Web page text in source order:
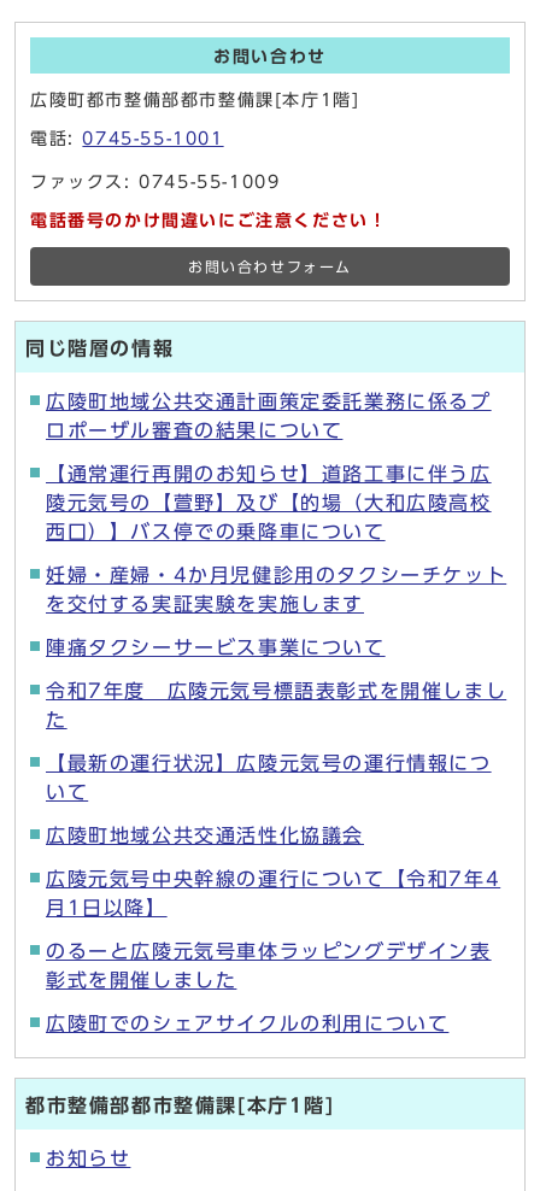
お問い合わせ
広陵町都市整備部都市整備課[本庁1階]
電話:0745-55-1001
ファックス: 0745-55-1009
電話番号のかけ間違いにご注意ください！
お問い合わせフォーム
同じ階層の情報
広陵町地域公共交通計画策定委託業務に係るプ
ロポーザル審査の結果について
【通常運行再開のお知らせ】道路工事に伴う広
陵元気号の【萱野】及び【的場（大和広陵高校
西口）】バス停での乗降車について
妊婦・産婦・4か月児健診用のタクシーチケット
を交付する実証実験を実施します
陣痛タクシーサービス事業について
令和7年度 広陵元気号標語表彰式を開催しまし
た
【最新の運行状況】広陵元気号の運行情報につ
いて
広陵町地域公共交通活性化協議会
広陵元気号中央幹線の運行について【令和7年4
月1日以降】
のるーと広陵元気号車体ラッピングデザイン表
彰式を開催しました
広陵町でのシェアサイクルの利用について
都市整備部都市整備課[本庁1階]
お知らせ